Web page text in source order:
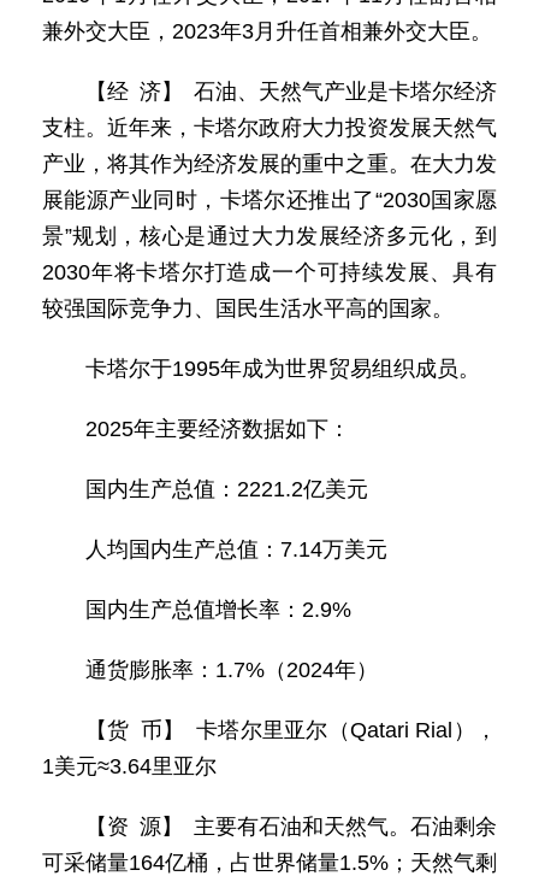
兼外交大臣，2023年3月升任首相兼外交大臣。
【经 济】 石油、天然气产业是卡塔尔经济
支柱。近年来，卡塔尔政府大力投资发展天然气
产业，将其作为经济发展的重中之重。在大力发
展能源产业同时，卡塔尔还推出了“2030国家愿
景”规划，核心是通过大力发展经济多元化，到
2030年将卡塔尔打造成一个可持续发展、具有
较强国际竞争力、国民生活水平高的国家。
卡塔尔于1995年成为世界贸易组织成员。
2025年主要经济数据如下：
国内生产总值：2221.2亿美元
人均国内生产总值：7.14万美元
国内生产总值增长率：2.9%
通货膨胀率：1.7%（2024年）
【货 币】 卡塔尔里亚尔（Qatari Rial），
1美元≈3.64里亚尔
【资 源】 主要有石油和天然气。石油剩余
可采储量164亿桶，占世界储量1.5%；天然气剩